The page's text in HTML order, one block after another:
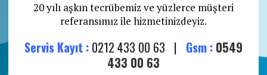
20 yılı aşkın tecrübemiz ve yüzlerce müşteri
referansımız ile hizmetinizdeyiz.
Servis Kayıt :0212 433 00 63 | Gsm : 0549
433 00 63